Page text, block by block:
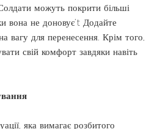
можуть покрити більші
вона не доновує’t Додайте
вагу для перенесення. Крім того,
свій комфорт завдяки навіть
яка вимагає розбитого